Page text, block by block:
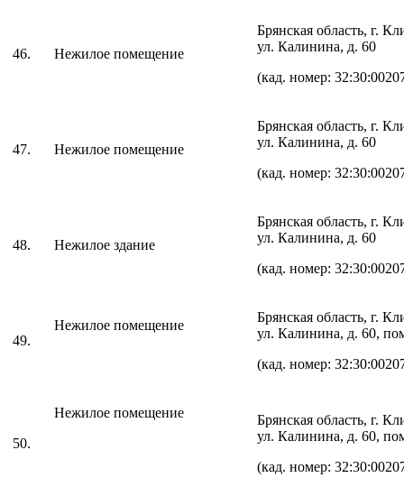
46. Нежилое помещение
Брянская область, г.
ул. Калинина, д. 60
(кад. номер:
47. Нежилое помещение
Брянская область, г.
ул. Калинина, д. 60
(кад. номер:
48. Нежилое здание
Брянская область, г.
ул. Калинина, д. 60
(кад. номер:
49.
Нежилое помещение
Брянская область, г.
ул. Калинина, д. 60,
(кад. номер:
50.
Нежилое помещение
Брянская область, г.
ул. Калинина, д. 60,
(кад. номер: